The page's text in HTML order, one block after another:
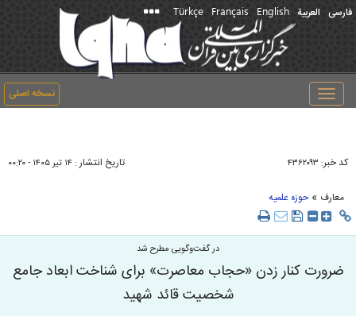
فارسی العربیة English
Français
Türkçe
نسخه اصلی
Toggle
navigation
کد خبر: ۴۳۶۲۰۹۳ تاریخ انتشار : ۱۴ تير ۱۴۰۵ - ۰۰:۲۰
معارف » حوزه علمیه
در گفت‌وگویی مطرح شد
ضرورت کنار زدن «حجاب معاصرت» برای شناخت ابعاد جامع
شخصیت قائد شهید